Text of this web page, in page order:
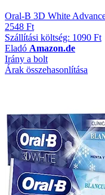
Oral-B 3D White
2548 Ft
Szállítási költség: 1090 Ft
Eladó Amazon.de
Irány a bolt
Árak összehasonlítása